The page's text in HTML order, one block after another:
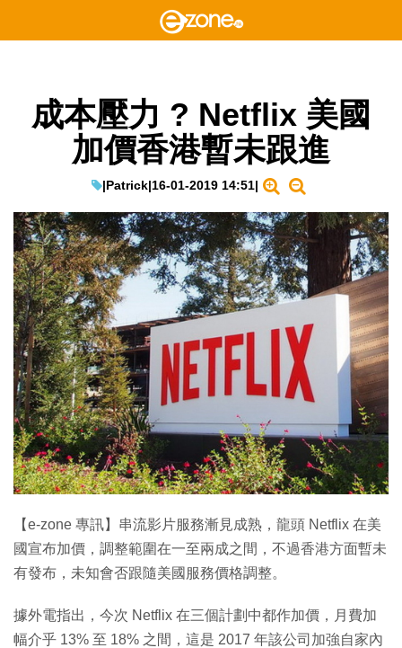
成本壓力 ? Netflix 美國
加價香港暫未跟進
|Patrick|16-01-2019 14:51|
【e-zone 專訊】串流影片服務漸見成熟，龍頭 Netflix 在美
國宣布加價，調整範圍在一至兩成之間，不過香港方面暫未
有發布，未知會否跟隨美國服務價格調整。
據外電指出，今次 Netflix 在三個計劃中都作加價，月費加
幅介乎 13% 至 18% 之間，這是 2017 年該公司加強自家內